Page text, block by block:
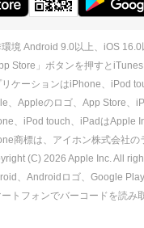
境 Android 9.0以上、iOS
Store」ボタンを押すと
リケーションはiPhone、iPod
、Appleのロゴ、App Store、
、iPod touch、iPadはApple
商標は、アイホン株式会社
(C) 2026 Apple Inc. All
、Androidロゴ、Google
ートフォンでバーコードを読み